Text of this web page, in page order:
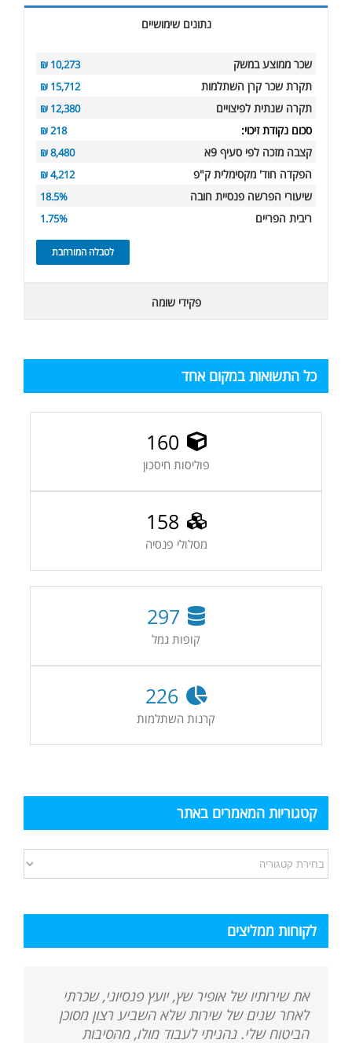
נתונים שימושיים
שכר ממוצע במשק 10,273 ₪
תקרת שכר קרן השתלמות 15,712 ₪
תקרה שנתית לפיצויים 12,380 ₪
סכום נקודת זיכוי: 218 ₪
קצבה מזכה לפי סעיף 9א 8,480 ₪
הפקדה חוד' מקסימלית ק"פ 4,212 ₪
שיעורי הפרשה פנסיית חובה 18.5%
ריבית הפריים 1.75%
לטבלה המורחבת
פקידי שומה
כל התשואות במקום אחד
160
פוליסות חיסכון
158
מסלולי פנסיה
297
קופות גמל
226
קרנות השתלמות
קטגוריות המאמרים באתר
קטגוריות
המאמרים
לקוחות ממליצים
את שירותיו של אופיר שץ, יועץ פנסיוני, שכרתי
לאחר שנים של שירות שלא השביע רצון מסוכן
הביטוח שלי. נהניתי לעבוד מולו, מהסיבות